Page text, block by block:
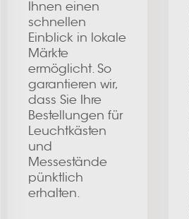
Ihnen einen
schnellen
Einblick in lokale
Märkte
ermöglicht. So
garantieren wir,
dass Sie Ihre
Bestellungen für
Leuchtkästen
und
Messestände
pünktlich
erhalten.